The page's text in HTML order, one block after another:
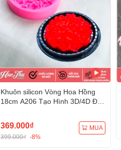
Khuôn silicon Vòng Hoa Hồng
18cm A206 Tạo Hình 3D/4D Đa
369.000₫
399.000₫ -8%
MUA